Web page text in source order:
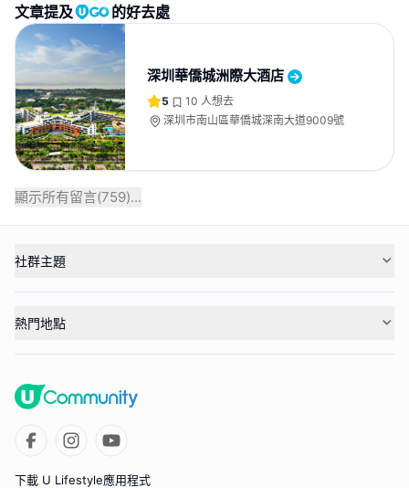
文章提及 的好去處
深圳華僑城洲際大酒店
5 10 人想去
深圳市南山區華僑城深南大道9009號
顯示所有留言(759)...
社群主題
熱門地點
下載 U Lifestyle應用程式